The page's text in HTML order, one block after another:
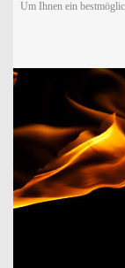
Um Ihnen ein